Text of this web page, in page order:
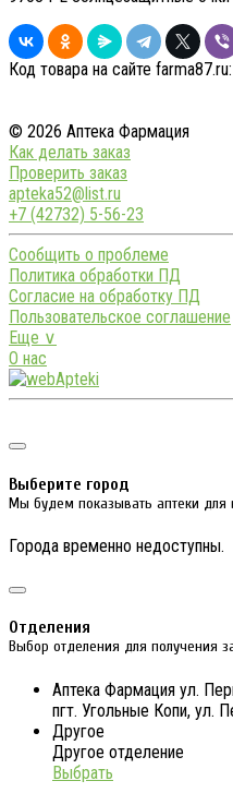
Код товара на сайте farma87.ru:
© 2026 Аптека Фармация
Как делать заказ
Проверить заказ
apteka52@list.ru
+7 (42732) 5-56-23
Сообщить о проблеме
Политика обработки ПД
Согласие на обработку ПД
Пользовательское соглашение
Еще ∨
О нас
Выберите город
Мы будем показывать аптеки для
Города временно недоступны.
Отделения
Выбор отделения для получения
Аптека Фармация ул.
пгт. Угольные Копи, ул.
Другое
Другое отделение
Выбрать